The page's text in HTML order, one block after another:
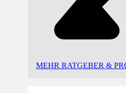
MEHR RATGEBER &